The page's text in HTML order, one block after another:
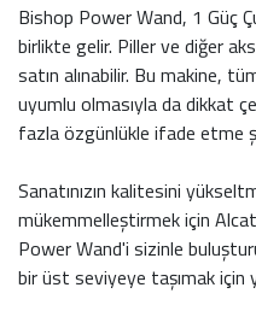
Bishop Power Wand, 1 Güç
birlikte gelir. Piller ve diğer
satın alınabilir. Bu makine,
uyumlu olmasıyla da dikkat
fazla özgünlükle ifade etme
Sanatınızın kalitesini
mükemmelleştirmek için
Power Wand'i sizinle
bir üst seviyeye taşımak için